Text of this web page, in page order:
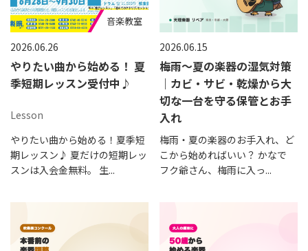
2026.06.26
やりたい曲から始める！ 夏
季短期レッスン受付中♪
Lesson
やりたい曲から始める！夏季短
期レッスン♪ 夏だけの短期レッ
スンは入会金無料。 生...
音楽教室
2026.06.15
梅雨〜夏の楽器の湿気対策
｜カビ・サビ・乾燥から大
切な一台を守る保管とお手
入れ
梅雨・夏の楽器のお手入れ、ど
こから始めればいい？ かなで
フク爺さん、梅雨に入っ...